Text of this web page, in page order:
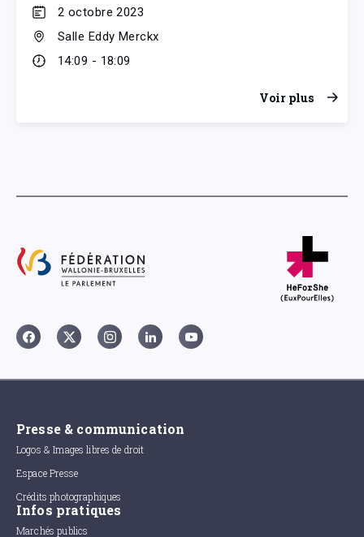
2 octobre 2023
Salle Eddy Merckx
14:09 - 18:09
Voir plus
Presse & communication
Logos & Images libres de droit
Espace Presse
Crédits photographiques
Infos pratiques
Marchés publics